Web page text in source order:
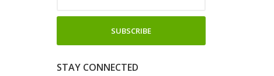
SUBSCRIBE
STAY CONNECTED